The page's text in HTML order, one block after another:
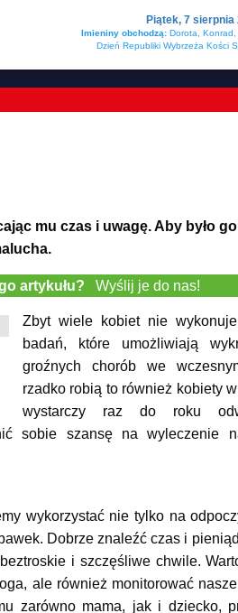
Piątek, 7 sierpnia
Imieniny obchodzą: Dorota, Konrad,
Dzień Republiki Wybrzeża Kości
mu czas i uwagę. Aby było
artykułu? Wyślij je do nas!
Zbyt wiele kobiet nie wykonuje
badań, które umożliwiają
groźnych chorób we
rzadko robią to również kobiety
wystarczy raz do roku
sobie szansę na wyleczenie
wykorzystać nie tylko na
Dobrze znaleźć czas i
i szczęśliwe chwile.
ale również monitorować
zarówno mama, jak i dziecko,